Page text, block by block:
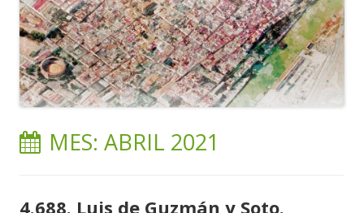
MES: ABRIL 2021
4.688. Luis de Guzmán y Soto.